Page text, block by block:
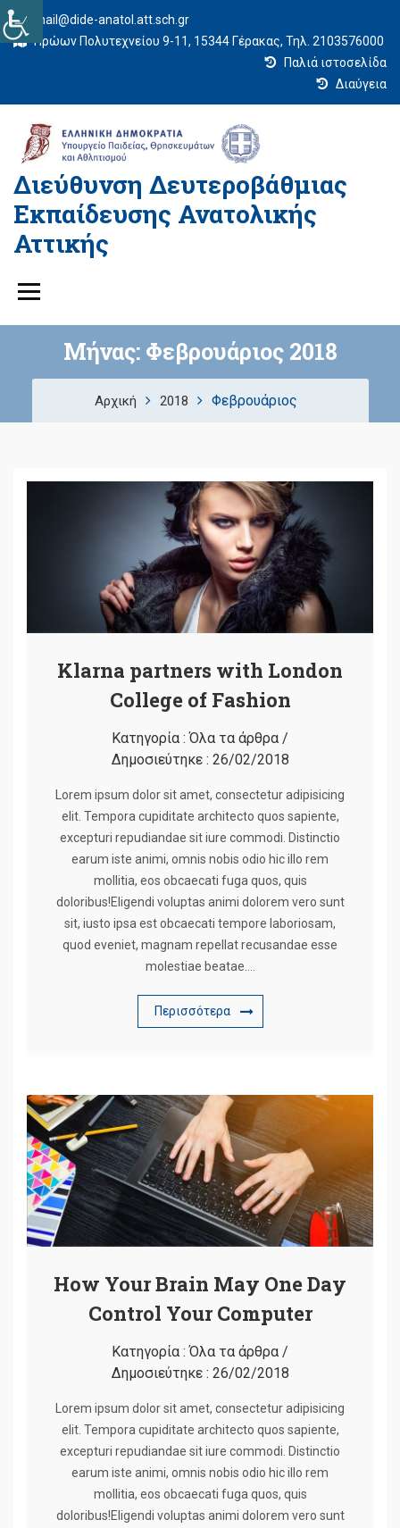
mail@dide-anatol.att.sch.gr
Ηρώων Πολυτεχνείου 9-11, 15344 Γέρακας, Τηλ. 2103576000
Παλιά ιστοσελίδα
Διαύγεια
Διεύθυνση Δευτεροβάθμιας
Εκπαίδευσης Ανατολικής
Αττικής
Μήνας: Φεβρουάριος 2018
Αρχική 2018 Φεβρουάριος
Klarna partners with London
College of Fashion
Κατηγορία :Όλα τα άρθρα /
Δημοσιεύτηκε : 26/02/2018
Lorem ipsum dolor sit amet, consectetur adipisicing
elit. Tempora cupiditate architecto quos sapiente,
excepturi repudiandae sit iure commodi. Distinctio
earum iste animi, omnis nobis odio hic illo rem
mollitia, eos obcaecati fuga quos, quis
doloribus!Eligendi voluptas animi dolorem vero sunt
sit, iusto ipsa est obcaecati tempore laboriosam,
quod eveniet, magnam repellat recusandae esse
molestiae beatae….
Περισσότερα
How Your Brain May One Day
Control Your Computer
Κατηγορία :Όλα τα άρθρα /
Δημοσιεύτηκε : 26/02/2018
Lorem ipsum dolor sit amet, consectetur adipisicing
elit. Tempora cupiditate architecto quos sapiente,
excepturi repudiandae sit iure commodi. Distinctio
earum iste animi, omnis nobis odio hic illo rem
mollitia, eos obcaecati fuga quos, quis
doloribus!Eligendi voluptas animi dolorem vero sunt